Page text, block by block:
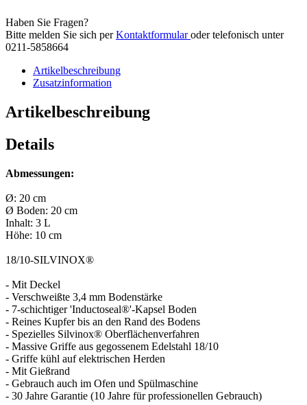
Haben Sie Fragen?
Bitte melden Sie sich perKontaktformularoder telefonisch unter
0211-5858664
Artikelbeschreibung
Zusatzinformation
Artikelbeschreibung
Details
Abmessungen:
Ø: 20 cm
Ø Boden: 20 cm
Inhalt: 3 L
Höhe: 10 cm
18/10-SILVINOX®
- Mit Deckel
- Verschweißte 3,4 mm Bodenstärke
- 7-schichtiger 'Inductoseal®'-Kapsel Boden
- Reines Kupfer bis an den Rand des Bodens
- Spezielles Silvinox® Oberflächenverfahren
- Massive Griffe aus gegossenem Edelstahl 18/10
- Griffe kühl auf elektrischen Herden
- Mit Gießrand
- Gebrauch auch im Ofen und Spülmaschine
- 30 Jahre Garantie (10 Jahre für professionellen Gebrauch)